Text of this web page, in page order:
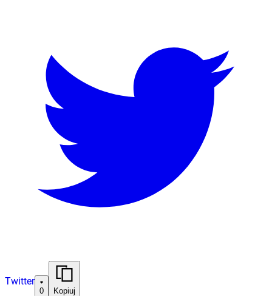
Twitter
0 Kopiuj